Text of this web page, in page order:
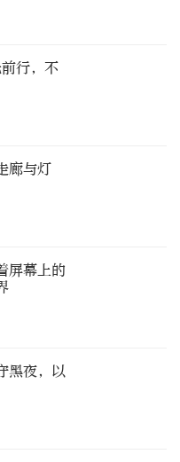
行，不
廊与灯
屏幕上的
黑夜，以